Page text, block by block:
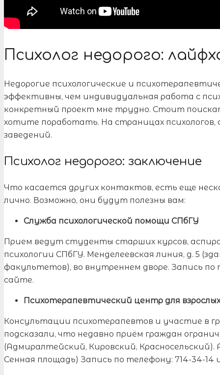
Психолог недорого:
Недорогие психологические и
эффективны, чем индивидуальная работа с
конкретный проект мне трудно. Стоит
хотите поработать. На страницах психологов,
заведений.
Психолог недорого: заключение
Что касается других контактов, есть еще
лично. Возможно, они будут полезны вам:
Служба психологической помощи СПбГУ
Прием ведут студенты старших курсов,
психологии СПбГУ. Менделеевская линия, д. 5
факультетов), во внутреннем дворе. Запись по
сайте.
Психотерапевтический центр для
Консультации психотерапевтов и участие в
подсказали, что недавно приём граждан
(Адмиралтейский, Кировский, Красносельский).
Сенная площадь) Запись по телефону: 714-34-14